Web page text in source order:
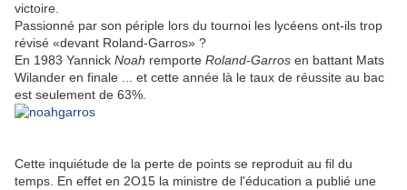
victoire.
Passionné par son périple lors du tournoi les lycéens ont-ils trop
révisé «devant Roland-Garros» ?
En 1983 Yannick Noah remporte Roland-Garros en battant Mats
Wilander en finale ... et cette année là le taux de réussite au bac
est seulement de 63%.
Cette inquiétude de la perte de points se reproduit au fil du
temps. En effet en 2O15 la ministre de l'éducation a publié une